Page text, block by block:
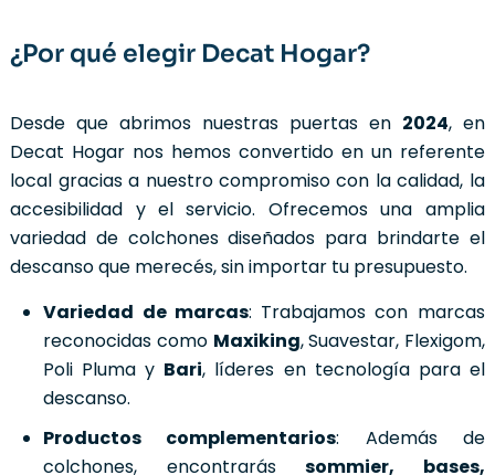
¿Por qué elegir Decat Hogar?
Desde que abrimos nuestras puertas en 2024, en
Decat Hogar nos hemos convertido en un referente
local gracias a nuestro compromiso con la calidad, la
accesibilidad y el servicio. Ofrecemos una amplia
variedad de colchones diseñados para brindarte el
descanso que merecés, sin importar tu presupuesto.
Variedad de marcas: Trabajamos con marcas
reconocidas como Maxiking, Suavestar, Flexigom,
Poli Pluma y Bari, líderes en tecnología para el
descanso.
Productos complementarios: Además de
colchones, encontrarássommier, bases,